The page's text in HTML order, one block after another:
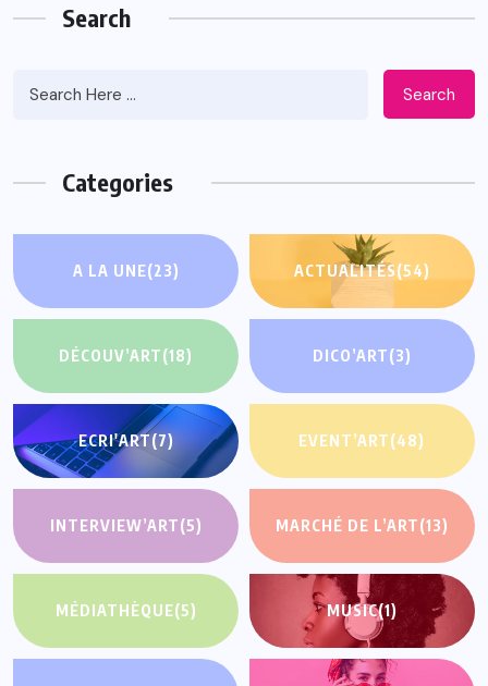
Search
Search
Categories
A LA UNE(23) ACTUALITÉS(54)
DÉCOUV’ART(18) DICO’ART(3)
ECRI'ART(7) EVENT’ART(48)
INTERVIEW’ART(5) MARCHÉ DE L’ART(13)
MÉDIATHÈQUE(5) MUSIC(1)